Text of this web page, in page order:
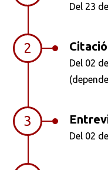
Del 23
2
Del 02
3
Del 02